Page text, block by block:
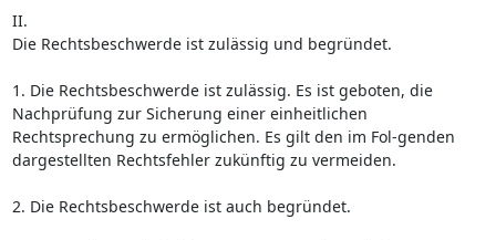
II.
Die Rechtsbeschwerde ist zulässig und begründet.
1. Die Rechtsbeschwerde ist zulässig. Es ist geboten, die
Nachprüfung zur Sicherung einer einheitlichen
Rechtsprechung zu ermöglichen. Es gilt den im Fol-genden
dargestellten Rechtsfehler zukünftig zu vermeiden.
2. Die Rechtsbeschwerde ist auch begründet.